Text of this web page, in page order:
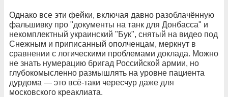
Однако все эти фейки, включая давно разоблачённую
фальшивку про "документы на танк для Донбасса" и
некомплектный украинский "Бук", снятый на видео под
Снежным и приписанный ополченцам, меркнут в
сравнении с логическими проблемами доклада. Можно
не знать нумерацию бригад Российской армии, но
глубокомысленно размышлять на уровне пациента
дурдома — это всё-таки чересчур даже для
московского креаклиата.